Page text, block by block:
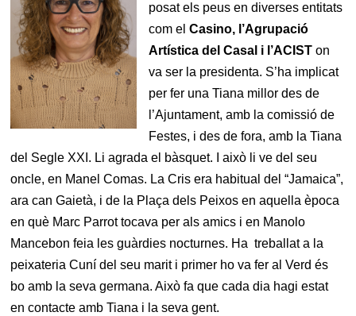
posat els peus en diverses entitats
com elCasino, l’Agrupació
Artística del Casal i l’ACIST on
va ser la presidenta. S’ha implicat
per fer una Tiana millor des de
l’Ajuntament, amb la comissió de
Festes, i des de fora, amb la Tiana
del Segle XXI. Li agrada el bàsquet. I això li ve del seu
oncle, en Manel Comas. La Cris era habitual del “Jamaica”,
ara can Gaietà, i de la Plaça dels Peixos en aquella època
en què Marc Parrot tocava per als amics i en Manolo
Mancebon feia les guàrdies nocturnes. Ha treballat a la
peixateria Cuní del seu marit i primer ho va fer al Verd és
bo amb la seva germana. Això fa que cada dia hagi estat
en contacte amb Tiana i la seva gent.